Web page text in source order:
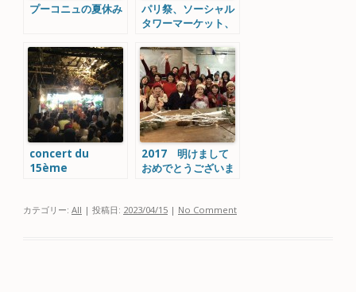
プーコニュの夏休み
パリ祭、ソーシャル
タワーマーケット、
concert du
15ème
2017 明けまして
おめでとうございま
カテゴリー: All | 投稿日: 2023/04/15 | No Comment